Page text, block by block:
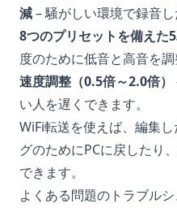
減– 騒がしい環境で録音
8つのプリセットを備えた
度のために低音と高音を調
速度調整（0.5倍～2.0倍）
い人を遅くできます。
WiFi転送を使えば、編集
グのためにPCに戻したり
できます。
よくある問題のトラブル